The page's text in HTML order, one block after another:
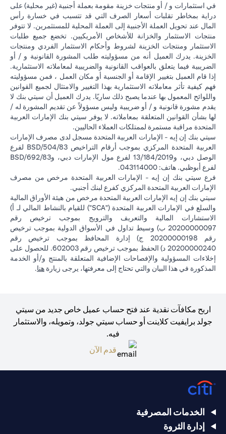
في استثمارات و / أو منتجات خزينة مقومة بعملة أجنبية (غير محلية) على
دراية بمخاطر تقلبات أسعار الصرف التي قد تتسبب في خسارة رأس
المال عند تحويل العملة الأجنبية إلى العملة المحلية للمستثمرين. لا تتوفر
منتجات الاستثمار والخزانة للأشخاص الأمريكيين. تخضع جميع طلبات
الاستثمار ومنتجات الخزينة لشروط وأحكام الاستثمار الفردي ومنتجات
الخزينة. يدرك العميل أنه من مسؤوليته طلب المشورة القانونية و / أو
الضريبية فيما يتعلق بالعواقب القانونية والضريبية لمعاملاته الاستثمارية.
إذا قام العميل بتغيير الإقامة أو الجنسية أو مكان العمل ، فمن مسؤوليته
فهم كيفية تأثر معاملاته الاستثمارية بهذا التغيير والامتثال لجميع القوانين
واللوائح المعمول بها عندما يصبح ذلك ساريًا. يدرك العميل أن سيتي بنك لا
يقدم مشورة قانونية و / أو ضريبية وليس مسؤولاً عن تقديم المشورة له /
لها بشأن القوانين المتعلقة بمعاملاته. لا يوفر سيتي بنك الإمارات العربية
المتحدة مراقبة مستمرة لممتلكات العملاء الحاليين.
سيتي بنك إن إيه - الإمارات العربية المتحدة مسجل لدى مصرف الإمارات
العربية المتحدة المركزي بموجب أرقام التراخيص BSD/504/83 لفرع
الوصل دبي، و13/184/2019 لفرع مول الإمارات دبي، وBSD/692/83
لفرع أبوظبي. هاتف: 043114000.
فرع سيتي بنك إن إيه - الإمارات العربية المتحدة مرخص من مصرف
الإمارات العربية المتحدة المركزي كفرع لبنك أجنبي.
سيتي بنك إن إيه الإمارات العربية المتحدة مرخص من هيئة الأوراق المالية
والسلع في الإمارات العربية المتحدة ("SCA") للقيام بالنشاط المالي لـ أ)
الاستشارات المالية والتعريف والترويج بموجب ترخيص رقم
20200000097 ب) وسيط تداول في الأسواق الدولية بموجب ترخيص
رقم 20200000198 ج) إدارة المحافظ بموجب ترخيص رقم
20200000240 د) الحفظ بموجب ترخيص رقم 602003. للحصول على
إخلاءات المسؤولية والإفصاحات الإضافية المتعلقة بالمنتج و/أو الخدمة
المذكورة في هذا البيان والتي تحتاج إلى معرفتها، يرجى زيارة هنا.
اربح مكافآت نقدية عند فتح حساب عميل خاص جديد من سيتي
جولد برايفيت كلاينت أو حساب سيتي جولد، وتمويله، والاستثمار
فيه.
قدم الآن
الخدمات المصرفية
إدارة الثروة